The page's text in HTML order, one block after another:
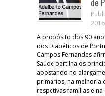
de
A propósito dos 90
dos Diabéticos de
Campos Fernandes
Saúde partilha os
apostando no
primários, na melhoria
respetivas famílias e